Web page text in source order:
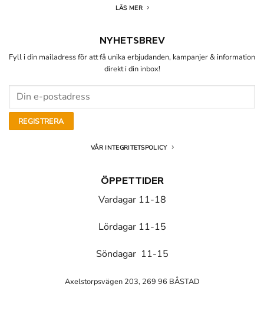
LÄS MER
NYHETSBREV
Fyll i din mailadress för att få unika erbjudanden, kampanjer & information
direkt i din inbox!
VÅR INTEGRITETSPOLICY
ÖPPETTIDER
Vardagar 11-18
Lördagar 11-15
Söndagar 11-15
Axelstorpsvägen 203, 269 96 BÅSTAD